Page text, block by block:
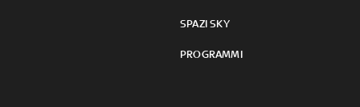
SPAZI SKY
PROGRAMMI